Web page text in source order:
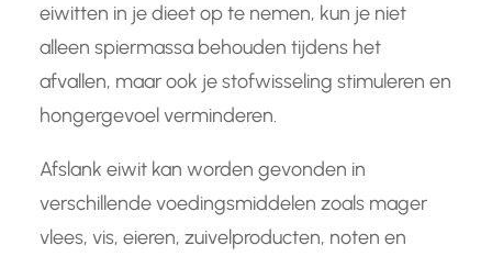
eiwitten in je dieet op te nemen, kun je niet
alleen spiermassa behouden tijdens het
afvallen, maar ook je stofwisseling stimuleren en
hongergevoel verminderen.
Afslank eiwit kan worden gevonden in
verschillende voedingsmiddelen zoals mager
vlees, vis, eieren, zuivelproducten, noten en